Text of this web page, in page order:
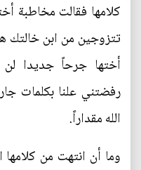
كلامها فقالت مخاطبة
تتزوجين من ابن
أختها جرحاً جديدا
رفضتني علنا بكلمات
الله مقداراً.
وما أن انتهت من